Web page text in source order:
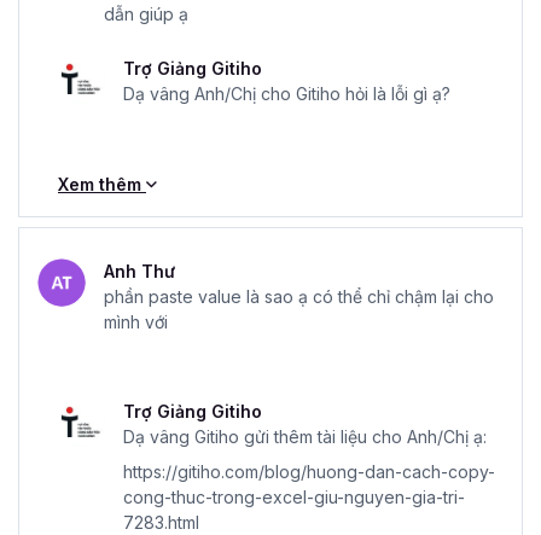
dẫn giúp ạ
Trợ Giảng Gitiho
Dạ vâng Anh/Chị cho Gitiho hỏi là lỗi gì ạ?
Xem thêm
Anh Thư
phần paste value là sao ạ có thể chỉ chậm lại cho
mình với
Trợ Giảng Gitiho
Dạ vâng Gitiho gửi thêm tài liệu cho Anh/Chị ạ:
https://gitiho.com/blog/huong-dan-cach-copy-
cong-thuc-trong-excel-giu-nguyen-gia-tri-
7283.html